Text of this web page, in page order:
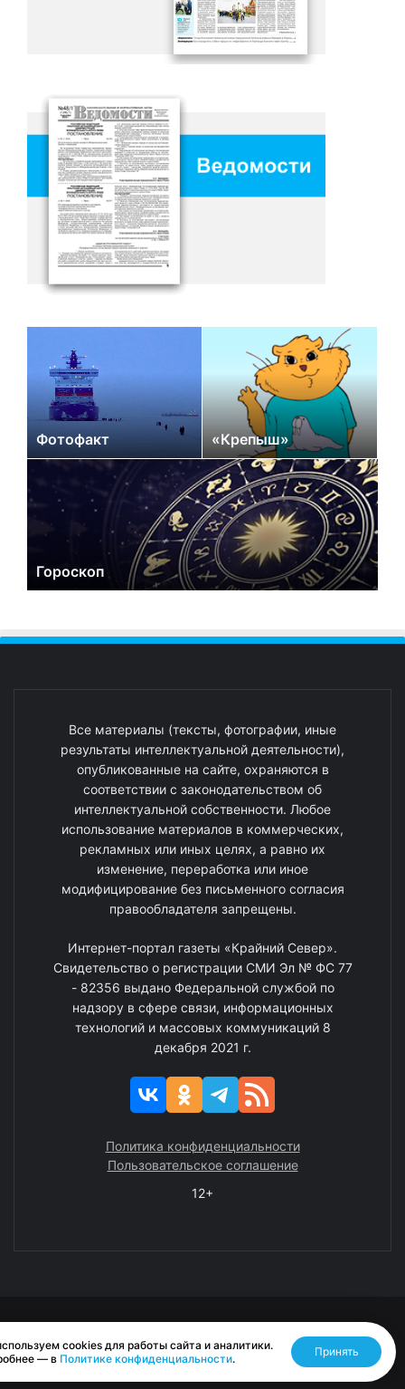
Фотофакт «Крепыш»
Гороскоп
Все материалы (тексты, фотографии, иные
результаты интеллектуальной деятельности),
опубликованные на сайте, охраняются в
соответствии с законодательством об
интеллектуальной собственности. Любое
использование материалов в коммерческих,
рекламных или иных целях, а равно их
изменение, переработка или иное
модифицирование без письменного согласия
правообладателя запрещены.
Интернет-портал газеты «Крайний Север».
Свидетельство о регистрации СМИ Эл № ФС 77
- 82356 выдано Федеральной службой по
надзору в сфере связи, информационных
технологий и массовых коммуникаций 8
декабря 2021 г.
Политика конфиденциальности
Пользовательское соглашение
12+
Разработано RASA
cookies для работы сайта и аналитики.
— в Политике конфиденциальности.
Принять